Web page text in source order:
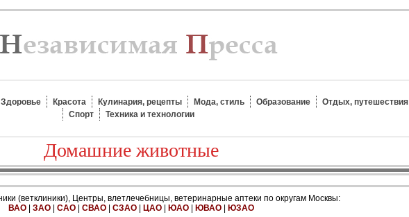
Здоровье Красота Кулинария, рецепты Мода, стиль Образование Отдых, путешествия
Спорт
Техника и технологии
Домашние животные
(ветклиники), Центры, влетлечебницы, ветеринарные аптеки по округам Москвы:
ВАО
ЗАО САО СВАО СЗАО ЦАО ЮАО ЮВАО ЮЗАО